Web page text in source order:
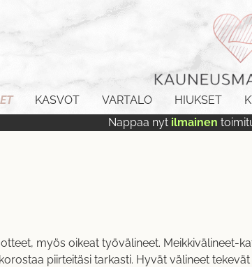
KASVOT VARTALO HIUKSET
Nappaa nyt ilmainen
myös oikeat työvälineet.
piirteitäsi tarkasti. Hyvät välineet